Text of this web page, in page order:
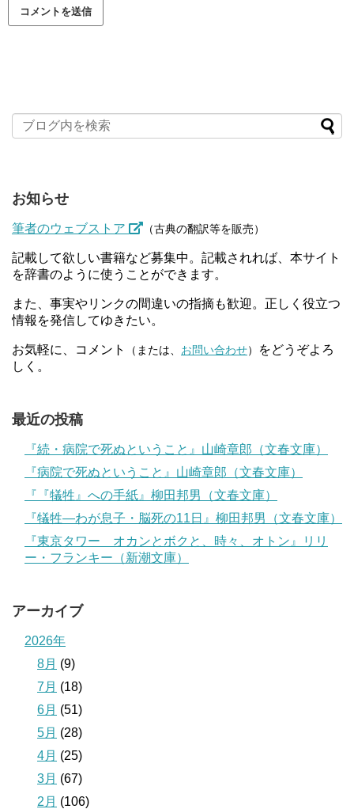
お知らせ
筆者のウェブストア （古典の翻訳等を販売）
記載して欲しい書籍など募集中。記載されれば、本サイト
を辞書のように使うことができます。
また、事実やリンクの間違いの指摘も歓迎。正しく役立つ
情報を発信してゆきたい。
お気軽に、コメント （または、 お問い合わせ）
をどうぞよろ
しく。
最近の投稿
『続・病院で死ぬということ』山崎章郎（文春文庫）
『病院で死ぬということ』山崎章郎（文春文庫）
『『犠牲』への手紙』柳田邦男（文春文庫）
『犠牲―わが息子・脳死の11日』柳田邦男（文春文庫）
『東京タワー オカンとボクと、時々、オトン』リリ
ー・フランキー（新潮文庫）
アーカイブ
2026年
8月 (9)
7月 (18)
6月 (51)
5月 (28)
4月 (25)
3月 (67)
2月 (106)